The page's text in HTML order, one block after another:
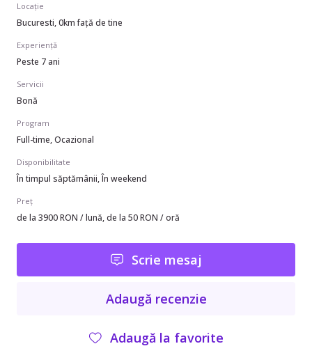
Locație
Bucuresti, 0km față de tine
Experiență
Peste 7 ani
Servicii
Bonă
Program
Full-time, Ocazional
Disponibilitate
În timpul săptămânii, În weekend
Preț
de la 3900 RON / lună, de la 50 RON / oră
Scrie mesaj
Adaugă recenzie
Adaugă la favorite